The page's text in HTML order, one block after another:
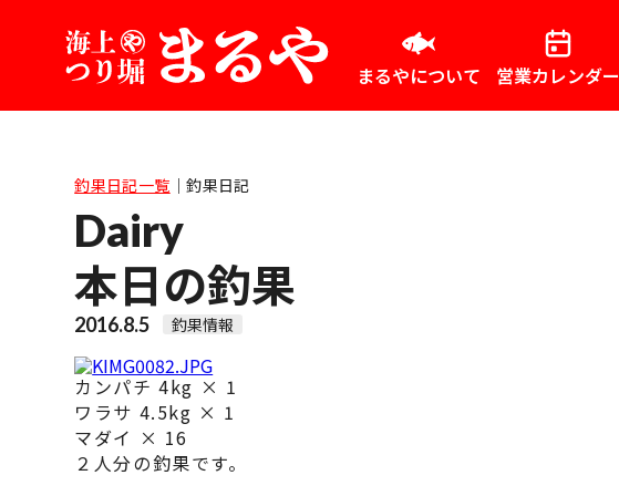
まるやについて 営業カレンダー
釣果日記一覧 ｜釣果日記
Dairy
本日の釣果
2016.8.5 釣果情報
カンパチ 4kg × 1
ワラサ 4.5kg × 1
マダイ × 16
２人分の釣果です。